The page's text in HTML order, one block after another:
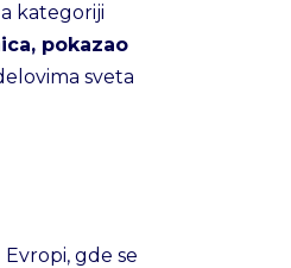
kategoriji
pokazao
sveta
gde se